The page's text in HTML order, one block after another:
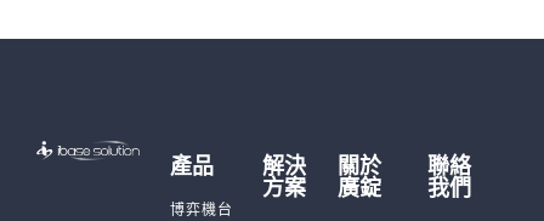
產品
博弈機台
解決
方案
關於
廣錠
聯絡
我們